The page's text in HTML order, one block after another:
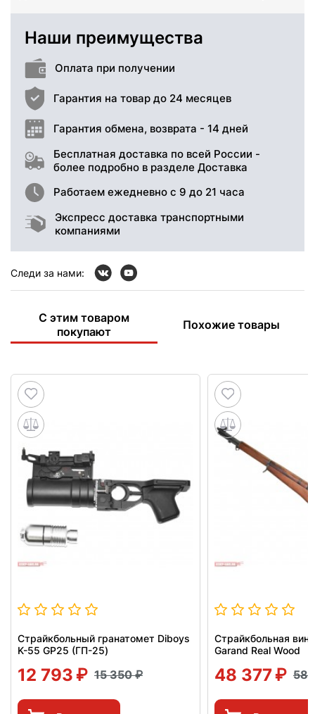
Наши преимущества
Оплата при получении
Гарантия на товар до 24 месяцев
Гарантия обмена, возврата - 14 дней
Бесплатная доставка по всей России -
более подробно в разделе Доставка
Работаем ежедневно с 9 до 21 часа
Экспресс доставка транспортными
компаниями
Следи за нами:
С этим товаром
покупают
Похожие товары
Страйкбольный гранатомет Diboys
K-55 GP25 (ГП-25)
12 793 15 350
Страйкбольная
Garand Real Wood
48 377 58